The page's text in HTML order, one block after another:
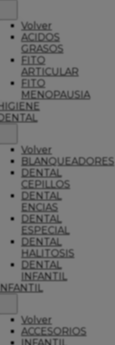
Volver
ACIDOS
GRASOS
FITO
ARTICULAR
FITO
MENOPAUSIA
Volver
BLANQUEADORES
DENTAL
CEPILLOS
DENTAL
ENCIAS
DENTAL
ESPECIAL
DENTAL
HALITOSIS
DENTAL
INFANTIL
Volver
ACCESORIOS